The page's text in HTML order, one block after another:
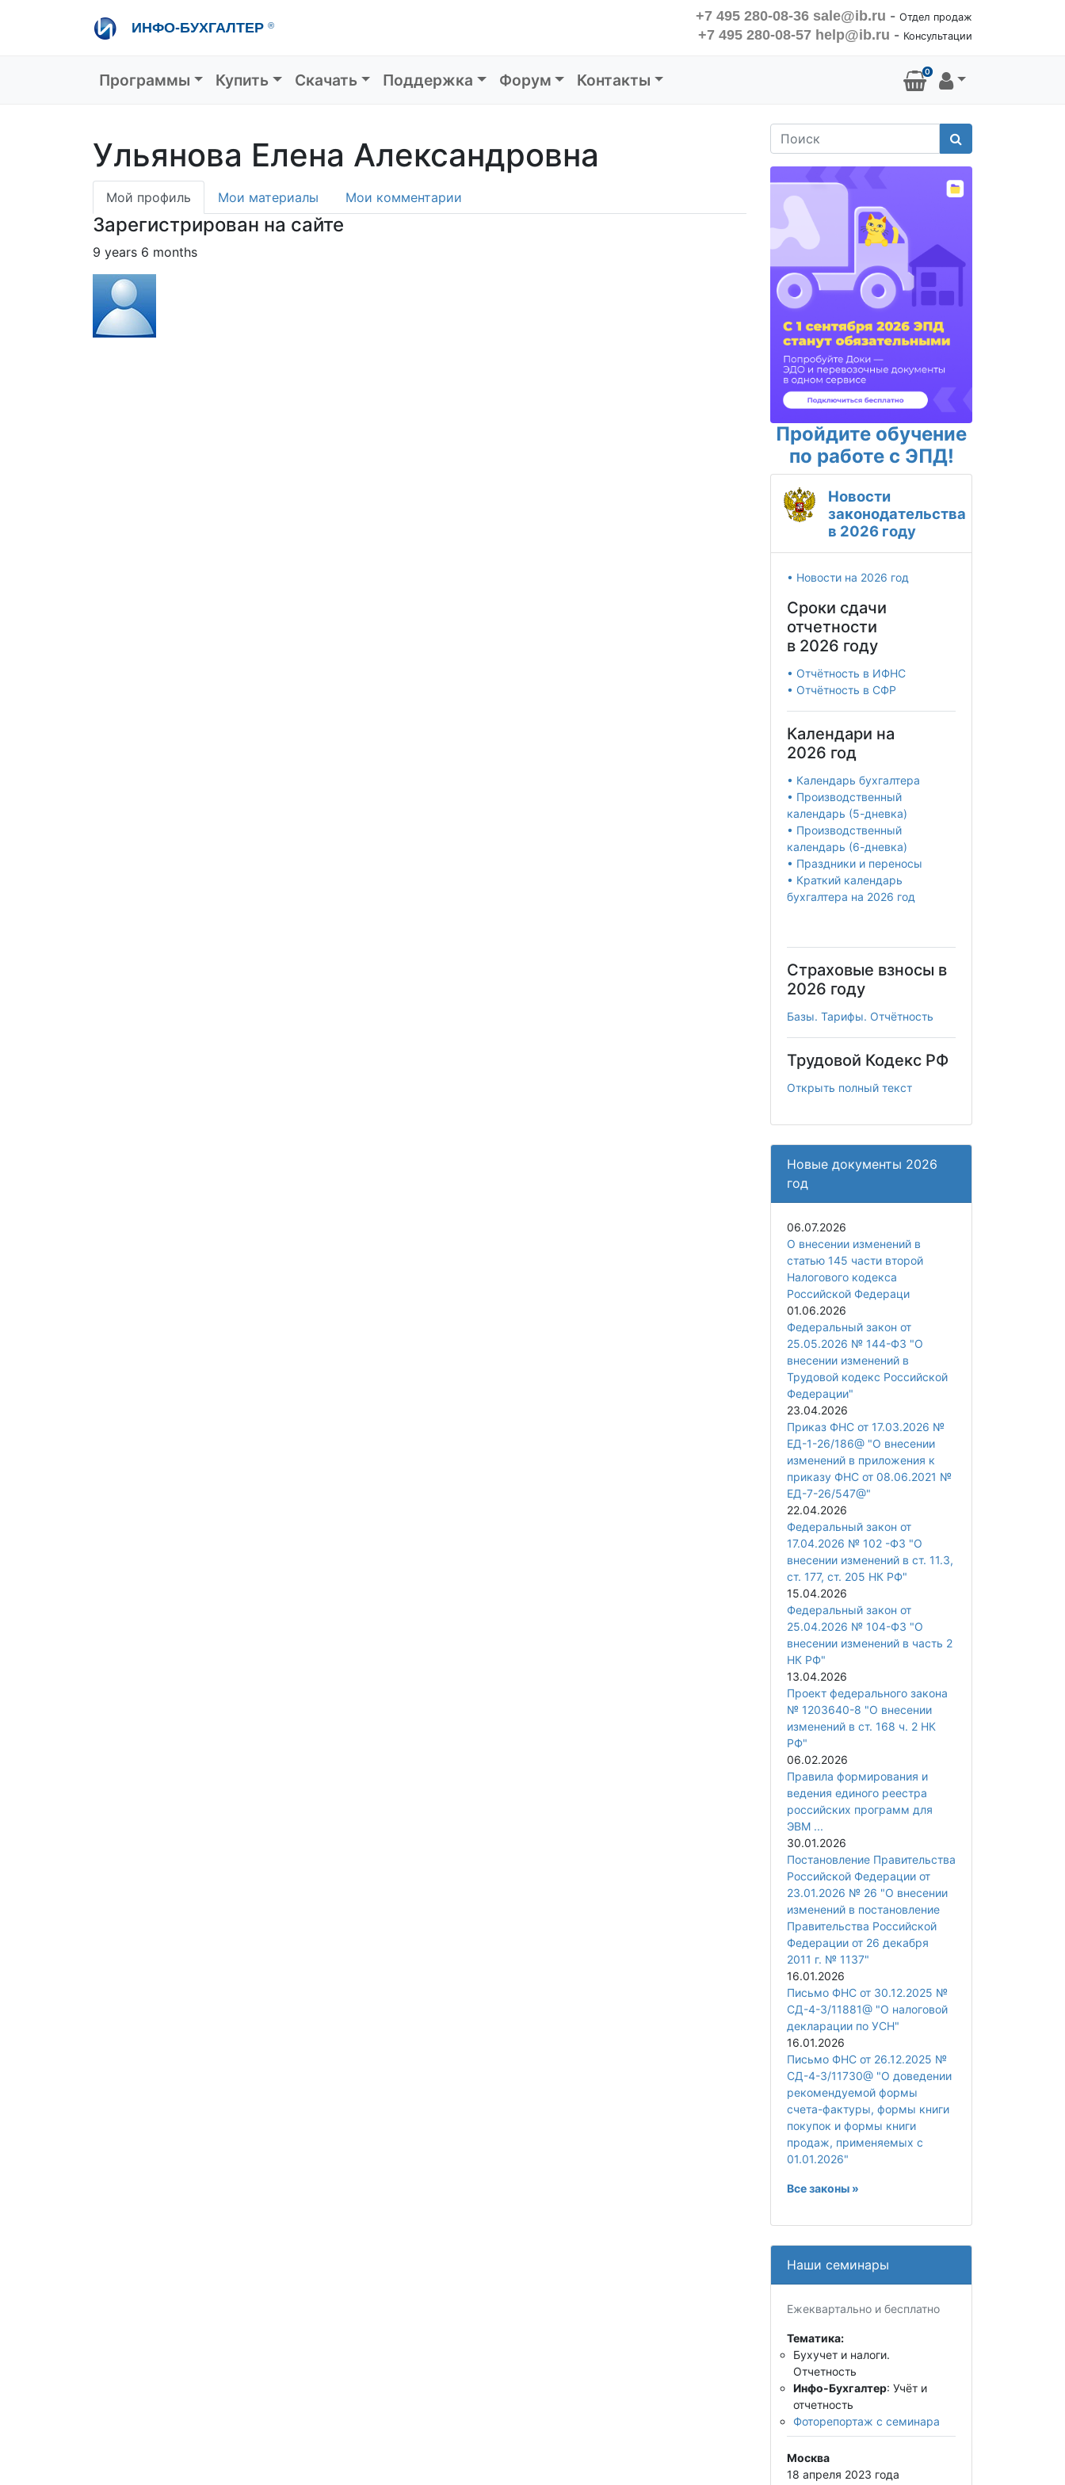
ИНФО-БУХГАЛТЕР ®
+7 495 280-08-36 sale@ib.ru - Отдел продаж
+7 495 280-08-57 help@ib.ru - Консультации
Основная навигация
Программы Купить Скачать Поддержка Форум Контакты 0
Ульянова Елена Александровна
Primary
tabs
Мой профиль Мои материалы Мои комментарии
Зарегистрирован на сайте
9 years 6 months
Поиск
Пройдите обучение
по работе с ЭПД!
Новости
законодательства
в 2026 году
• Новости на 2026 год
Сроки сдачи
отчетности
в 2026 году
• Отчётность в ИФНС
• Отчётность в СФР
Календари на
2026 год
• Календарь бухгалтера
• Производственный
календарь (5-дневка)
• Производственный
календарь (6-дневка)
• Праздники и переносы
• Краткий календарь
бухгалтера на 2026 год
Страховые взносы в
2026 году
Базы. Тарифы. Отчётность
Трудовой Кодекс РФ
Открыть полный текст
Новые документы 2026
год
06.07.2026
О внесении изменений в
статью 145 части второй
Налогового кодекса
Российской Федераци
01.06.2026
Федеральный закон от
25.05.2026 № 144-ФЗ "О
внесении изменений в
Трудовой кодекс Российской
Федерации"
23.04.2026
Приказ ФНС от 17.03.2026 №
ЕД-1-26/186@ "О внесении
изменений в приложения к
приказу ФНС от 08.06.2021 №
ЕД-7-26/547@"
22.04.2026
Федеральный закон от
17.04.2026 № 102 -ФЗ "О
внесении изменений в ст. 11.3,
ст. 177, ст. 205 НК РФ"
15.04.2026
Федеральный закон от
25.04.2026 № 104-ФЗ "О
внесении изменений в часть 2
НК РФ"
13.04.2026
Проект федерального закона
№ 1203640-8 "О внесении
изменений в ст. 168 ч. 2 НК
РФ"
06.02.2026
Правила формирования и
ведения единого реестра
российских программ для
ЭВМ ...
30.01.2026
Постановление Правительства
Российской Федерации от
23.01.2026 № 26 "О внесении
изменений в постановление
Правительства Российской
Федерации от 26 декабря
2011 г. № 1137"
16.01.2026
Письмо ФНС от 30.12.2025 №
СД-4-3/11881@ "О налоговой
декларации по УСН"
16.01.2026
Письмо ФНС от 26.12.2025 №
СД-4-3/11730@ "О доведении
рекомендуемой формы
счета-фактуры, формы книги
покупок и формы книги
продаж, применяемых с
01.01.2026"
Все законы »
Наши семинары
Ежеквартально и бесплатно
Тематика:
Бухучет и налоги.
Отчетность
Инфо-Бухгалтер: Учёт и
отчетность
Фоторепортаж с семинара
Москва
18 апреля 2023 года